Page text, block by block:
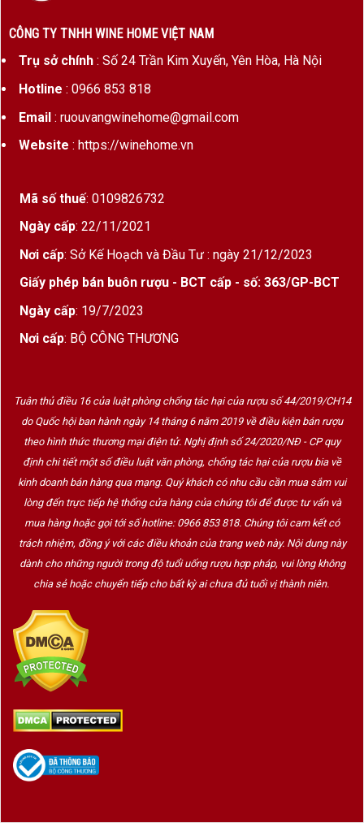
CÔNG TY TNHH WINE HOME VIỆT NAM
Trụ sở chính: Số 24 Trần Kim Xuyến, Yên Hòa, Hà Nội
Hotline : 0966 853 818
Email: ruouvangwinehome@gmail.com
Website : https://winehome.vn
Mã số thuế: 0109826732
Ngày cấp: 22/11/2021
Nơi cấp: Sở Kế Hoạch và Đầu Tư : ngày 21/12/2023
Giấy phép bán buôn rượu - BCT cấp - số: 363/GP-BCT
Ngày cấp: 19/7/2023
Nơi cấp: BỘ CÔNG THƯƠNG
Tuân thủ điều 16 của luật phòng chống tác hại của rượu số 44/2019/CH14
do Quốc hội ban hành ngày 14 tháng 6 năm 2019 về điều kiện bán rượu
theo hình thức thương mại điện tử. Nghị định số 24/2020/NĐ - CP quy
định chi tiết một số điều luật văn phòng, chống tác hại của rượu bia về
kinh doanh bán hàng qua mạng. Quý khách có nhu cầu cần mua sắm vui
lòng đến trực tiếp hệ thống cửa hàng của chúng tôi để được tư vấn và
mua hàng hoặc gọi tới số hotline: 0966 853 818. Chúng tôi cam kết có
trách nhiệm, đồng ý với các điều khoản của trang web này. Nội dung này
dành cho những người trong độ tuổi uống rượu hợp pháp, vui lòng không
chia sẻ hoặc chuyển tiếp cho bất kỳ ai chưa đủ tuổi vị thành niên.